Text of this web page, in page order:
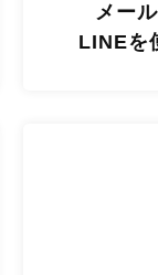
メー
LINEを